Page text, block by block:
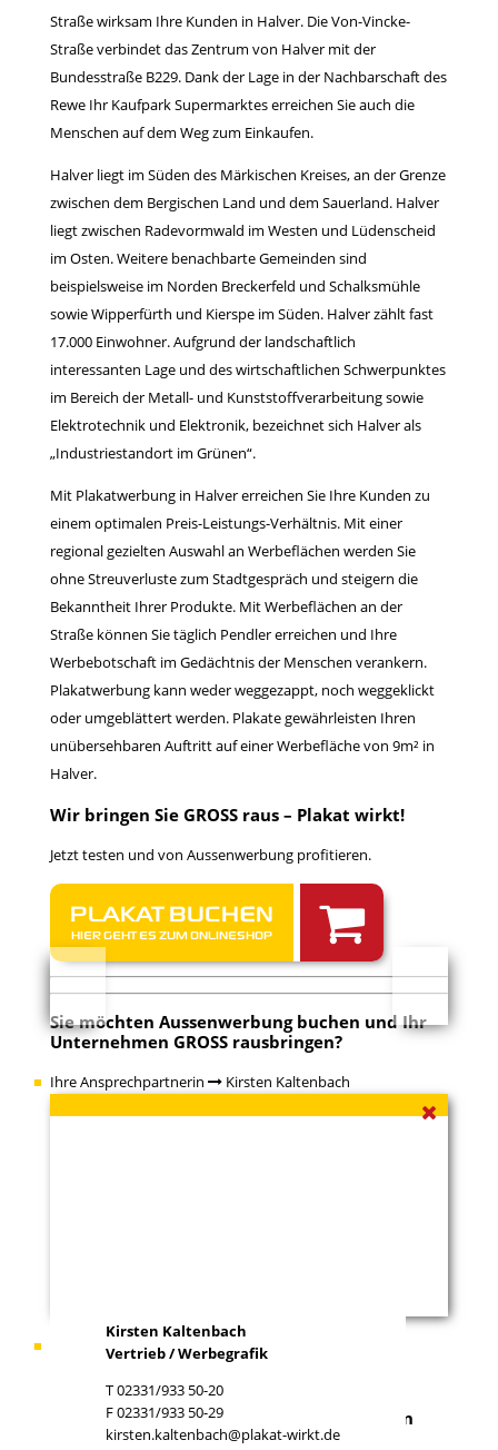
Straße wirksam Ihre Kunden in Halver. Die Von-Vincke-
Straße verbindet das Zentrum von Halver mit der
Bundesstraße B229. Dank der Lage in der Nachbarschaft des
Rewe Ihr Kaufpark Supermarktes erreichen Sie auch die
Menschen auf dem Weg zum Einkaufen.
Halver liegt im Süden des Märkischen Kreises, an der Grenze
zwischen dem Bergischen Land und dem Sauerland. Halver
liegt zwischen Radevormwald im Westen und Lüdenscheid
im Osten. Weitere benachbarte Gemeinden sind
beispielsweise im Norden Breckerfeld und Schalksmühle
sowie Wipperfürth und Kierspe im Süden. Halver zählt fast
17.000 Einwohner. Aufgrund der landschaftlich
interessanten Lage und des wirtschaftlichen Schwerpunktes
im Bereich der Metall- und Kunststoffverarbeitung sowie
Elektrotechnik und Elektronik, bezeichnet sich Halver als
„Industriestandort im Grünen“.
Mit Plakatwerbung in Halver erreichen Sie Ihre Kunden zu
einem optimalen Preis-Leistungs-Verhältnis. Mit einer
regional gezielten Auswahl an Werbeflächen werden Sie
ohne Streuverluste zum Stadtgespräch und steigern die
Bekanntheit Ihrer Produkte. Mit Werbeflächen an der
Straße können Sie täglich Pendler erreichen und Ihre
Werbebotschaft im Gedächtnis der Menschen verankern.
Plakatwerbung kann weder weggezappt, noch weggeklickt
oder umgeblättert werden. Plakate gewährleisten Ihren
unübersehbaren Auftritt auf einer Werbefläche von 9m² in
Halver.
Wir bringen Sie GROSS raus – Plakat wirkt!
Jetzt testen und von Aussenwerbung profitieren.
PLAKAT BUCHEN
HIER GEHT ES ZUM ONLINESHOP
Sie möchten Aussenwerbung buchen und Ihr
Unternehmen GROSS rausbringen?
Ihre Ansprechpartnerin Kirsten Kaltenbach
Kirsten Kaltenbach
Vertrieb / Werbegrafik
T 02331/933 50-20
F 02331/933 50-29
kirsten.kaltenbach@plakat-wirkt.de
Ihr Ansprechpartner Gabriel Otto
Sie haben ein Grundstück zu vermieten, an
dem wir unsere Werbeflächen errichten